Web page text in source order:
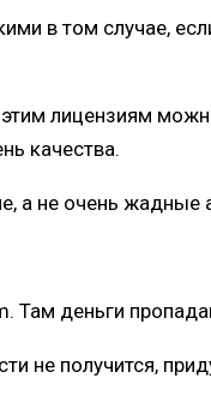
в том случае,
лицензиям
качества.
а не очень
Там деньги
не получится,